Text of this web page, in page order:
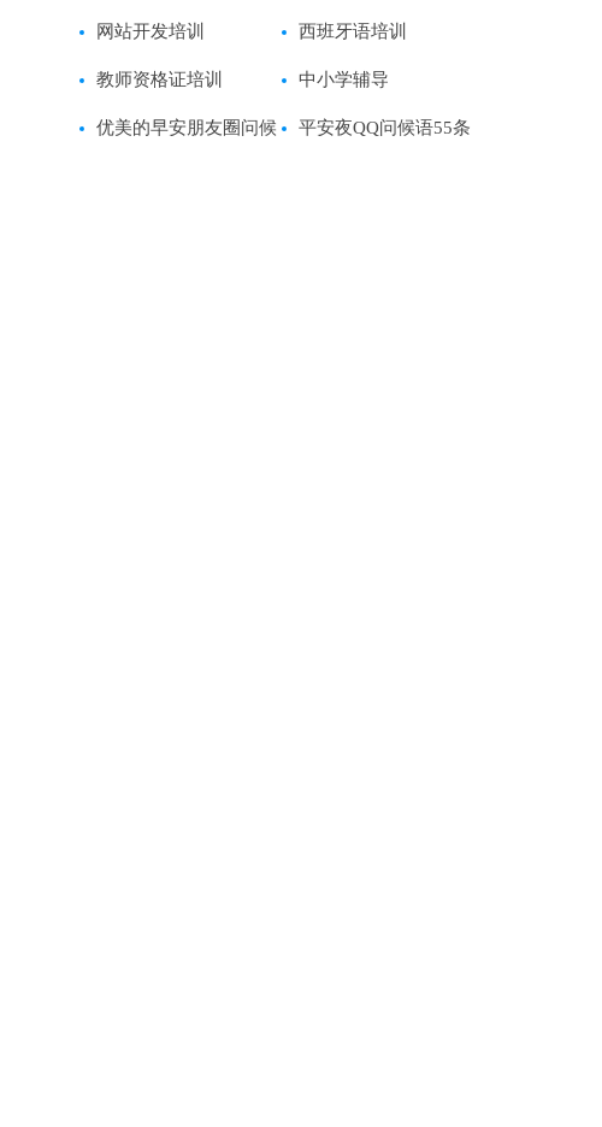
网站开发培训 西班牙语培训
教师资格证培训 中小学辅导
优美的早安朋友圈问候 平安夜QQ问候语55条